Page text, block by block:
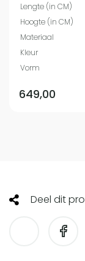
Lengte (in CM)
Hoogte (in CM)
Materiaal
Kleur
Vorm
649,00
Deel dit